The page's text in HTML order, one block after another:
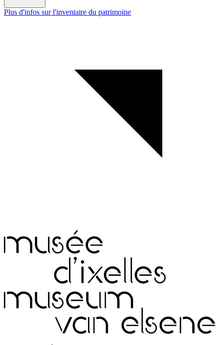
Plus d'infos sur l'inventaire du patrimoine